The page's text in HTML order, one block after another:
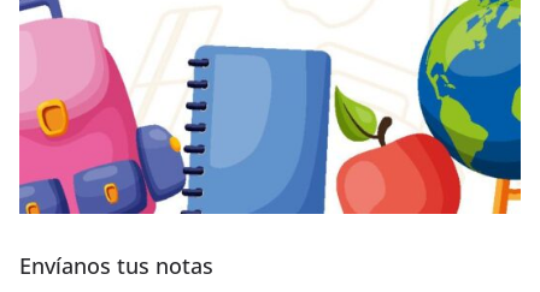
Envíanos tus notas